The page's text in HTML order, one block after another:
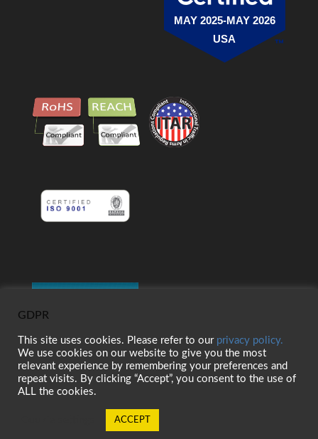
MAY 2025-MAY 2026
USA
© 2026 Belt Technologies, Inc. 全著作権所有。
GDPR
This site uses cookies. Please refer to our privacy policy.
We use cookies on our website to give you the most
relevant experience by remembering your preferences and
repeat visits. By clicking “Accept”, you consent to the use of
ALL the cookies.
ACCEPT